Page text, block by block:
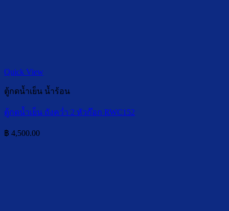
Quick View
ตู้กดน้ำเย็น น้ำร้อน
ตู้กดน้ำเย็น ถังคว่ำ 2 หัวก๊อก RWC152
฿ 4,500.00